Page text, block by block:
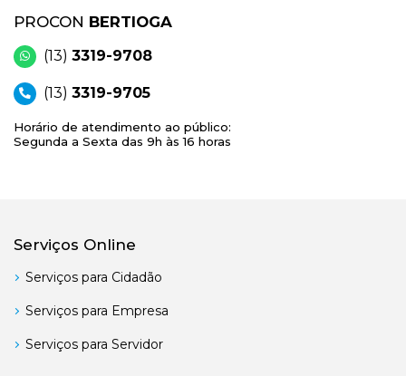
PROCON BERTIOGA
(13) 3319-9708
(13) 3319-9705
Horário de atendimento ao público:
Segunda a Sexta das 9h às 16 horas
Serviços Online
Serviços para Cidadão
Serviços para Empresa
Serviços para Servidor